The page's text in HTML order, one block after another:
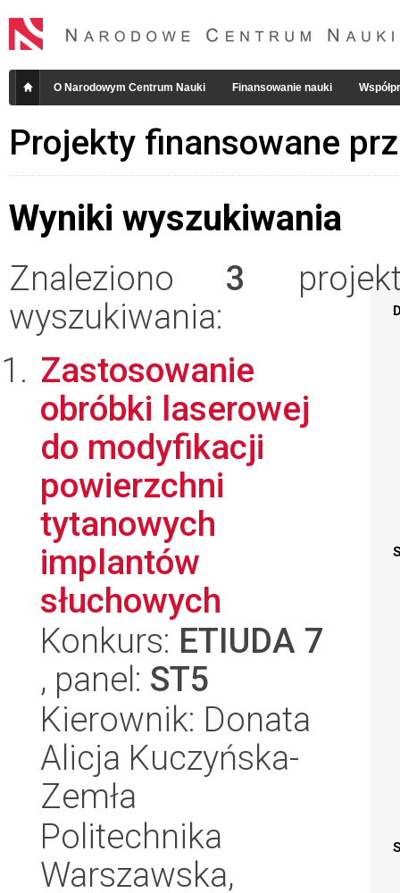
O Narodowym Centrum Nauki Finansowanie nauki
Projekty finansowane
Wyniki wyszukiwania
Znaleziono 3
wyszukiwania:
Zastosowanie
obróbki laserowej
do modyfikacji
powierzchni
tytanowych
implantów
słuchowych
Konkurs: ETIUDA 7
, panel: ST5
Kierownik: Donata
Alicja Kuczyńska-
Zemła
Politechnika
Warszawska,